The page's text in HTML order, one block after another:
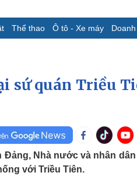
Thể thao Ô tô - Xe máy
Ảnh
E-Magazine
Ô tô - Xe máy
Ô tô
sứ quán Triều
Nhà nước và nhân dân
với Triều Tiên.